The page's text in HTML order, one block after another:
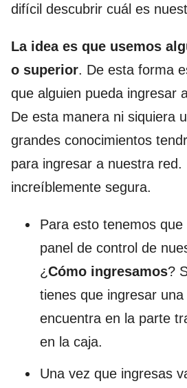
difícil descubrir cuál es
La idea es que usemos
o superior. De esta forma
que alguien pueda ingresar
De esta manera ni siquiera
grandes conocimientos
para ingresar a nuestra
increíblemente segura.
Para esto tenemos que
panel de control de
¿Cómo ingresamos?
tienes que ingresar
encuentra en la parte
en la caja.
Una vez que ingresas